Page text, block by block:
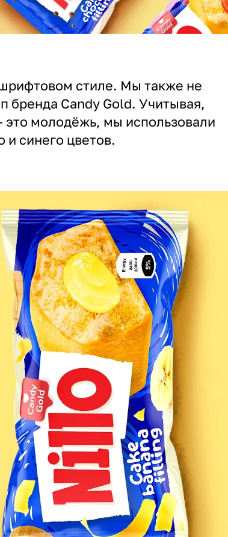
стиле. Мы также не
бренда Candy Gold. Учитывая,
это молодёжь, мы использовали
и синего цветов.